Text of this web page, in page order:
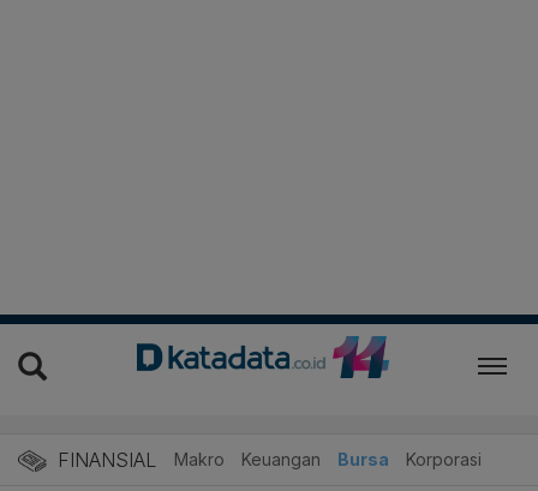
FINANSIAL Makro Keuangan Bursa Korporasi